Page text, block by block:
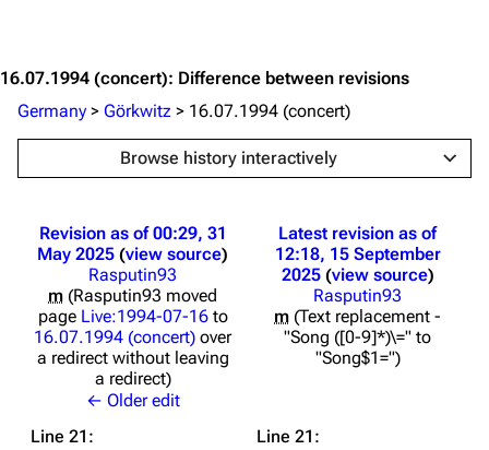
16.07.1994 (concert): Difference between revisions
Germany > Görkwitz > 16.07.1994 (concert)
Browse history interactively
Revision as of 00:29, 31
May 2025 view source
Rasputin93
m Rasputin93 moved
page Live:1994-07-16to
16.07.1994 (concert) over
a redirect without leaving
a redirect
← Older edit
Latest revision as of
12:18, 15 September
2025 view source
Rasputin93
m Text replacement -
"Song ([0-9]*)\=" to
"Song$1="
Line 21: Line 21: